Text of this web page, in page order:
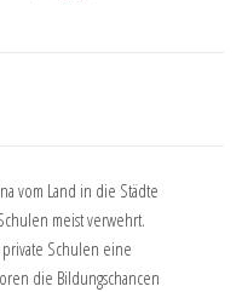
vom Land in die Städte
meist verwehrt.
Schulen eine
die Bildungschancen